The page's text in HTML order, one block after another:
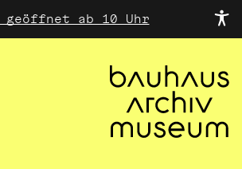
geöffnet ab 10 Uhr